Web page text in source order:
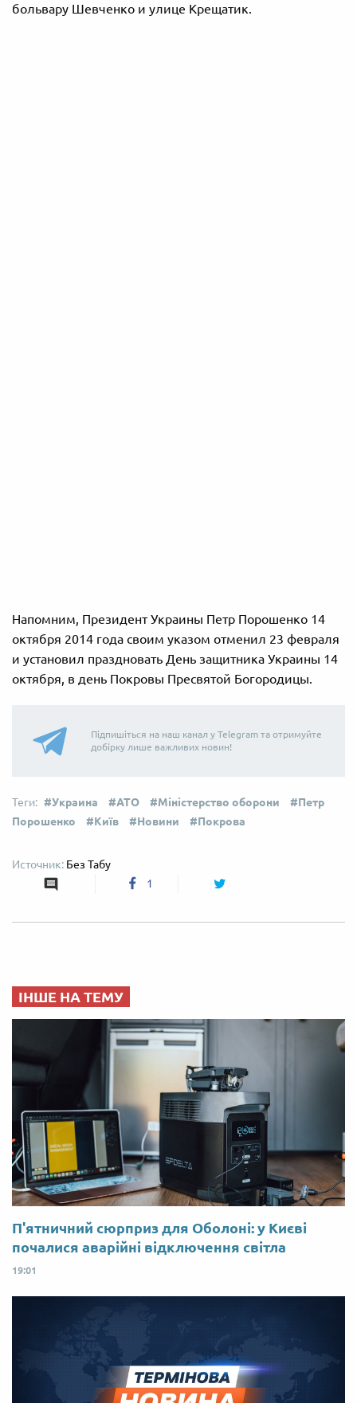
больвару Шевченко и улице Крещатик.
Напомним, Президент Украины Петр Порошенко 14
октября 2014 года своим указом отменил 23 февраля
и установил праздновать День защитника Украины 14
октября, в день Покровы Пресвятой Богородицы.
Підпишіться на наш канал у Telegram та отримуйте
добірку лише важливих новин!
Украина АТО Міністерство оборони
Петр
Порошенко
Київ Новини Покрова
Без Табу
1
ІНШЕ НА ТЕМУ
П'ятничний сюрприз для Оболоні: у Києві
почалися аварійні відключення світла
19:01